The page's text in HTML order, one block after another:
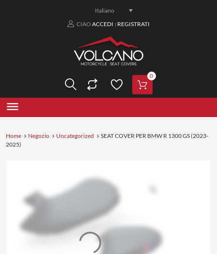
Italiano
CIAO ACCEDI | REGISTRATI
0
Home Negozio Uncategorized
SEAT COVER PER BMW R 1300 GS (2023-
2025)